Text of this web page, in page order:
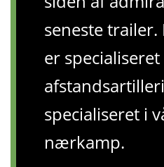
seneste trailer.
er specialiseret
specialiseret i
nærkamp.